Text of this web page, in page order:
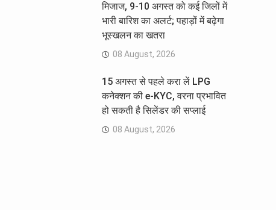
मिजाज, 9-10 अगस्त को कई जिलों में
भारी बारिश का अलर्ट; पहाड़ों में बढ़ेगा
भूस्खलन का खतरा
08 August, 2026
15 अगस्त से पहले करा लें LPG
कनेक्शन की e-KYC, वरना प्रभावित
हो सकती है सिलेंडर की सप्लाई
08 August, 2026